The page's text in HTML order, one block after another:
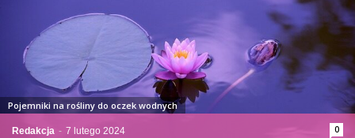
Redakcja - 7 lutego 2024 0
Pojemniki na rośliny do oczek wodnych